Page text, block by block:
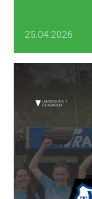
25.04.2026